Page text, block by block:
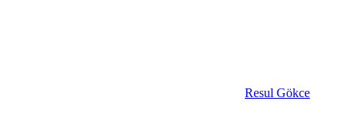
Resul Gökce